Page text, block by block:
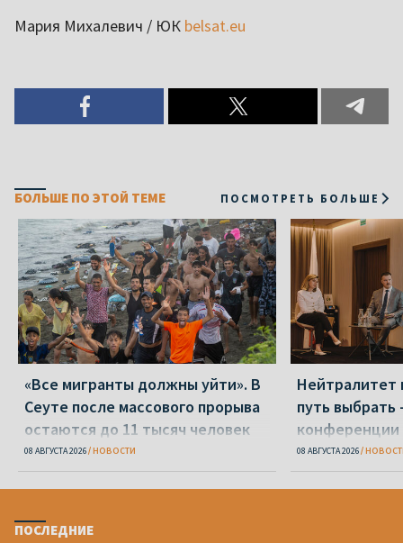
Мария Михалевич / ЮК belsat.eu
БОЛЬШЕ ПО ЭТОЙ ТЕМЕ ПОСМОТРЕТЬ БОЛЬШЕ
«Все мигранты должны уйти». В
Сеуте после массового прорыва
остаются до 11 тысяч человек
08 АВГУСТА 2026 НОВОСТИ
Нейтралитет
путь выбрать
конференции
08 АВГУСТА 2026
ПОСЛЕДНИЕ